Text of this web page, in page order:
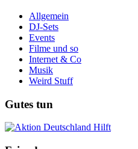
Allgemein
DJ-Sets
Events
Filme und so
Internet & Co
Musik
Weird Stuff
Gutes tun